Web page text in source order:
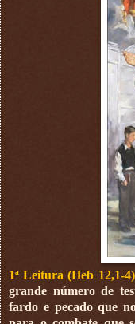
1ª Leitura (Heb 12,1-
grande número de
fardo e pecado que